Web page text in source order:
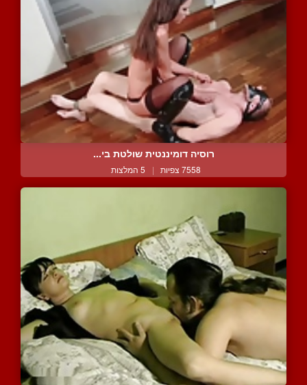
רוסיה דומיננטית שולטת בי...
7558 צפיות | 5 המלצות